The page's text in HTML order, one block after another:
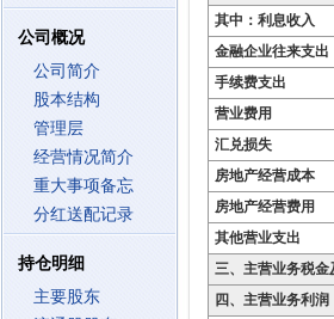
公司概况
公司简介
股本结构
管理层
经营情况简介
重大事项备忘
分红送配记录
持仓明细
主要股东
其中：利息收入
金融企业往来支出
手续费支出
营业费用
汇兑损失
房地产经营成本
房地产经营费用
其他营业支出
三、主营业务税金
四、主营业务利润